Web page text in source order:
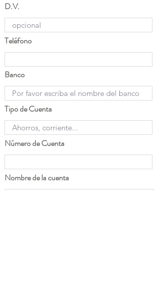
D.V.
Teléfono
Banco
Tipo de Cuenta
Número de Cuenta
Nombre de la cuenta